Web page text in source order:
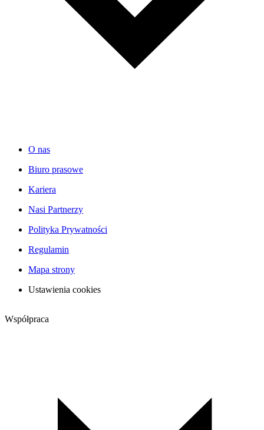
O nas
Biuro prasowe
Kariera
Nasi Partnerzy
Polityka Prywatności
Regulamin
Mapa strony
Ustawienia cookies
Współpraca